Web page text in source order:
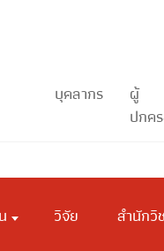
บุคลากร
ผู้
ปกค
วิจัย สำนักวิ